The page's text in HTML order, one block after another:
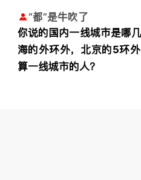
“都”是牛吹了
你说的国内一线城市是哪
海的外环外，北京的5环
算一线城市的人？